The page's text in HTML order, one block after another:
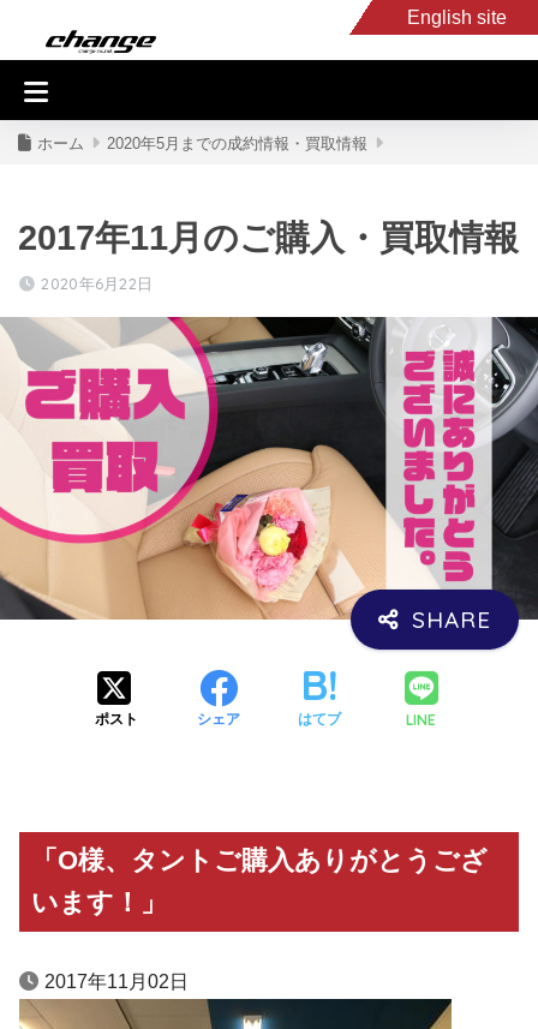
English site
入庫車情報
ホーム 2020年5月までの成約情報・買取情報
2017年11月のご購入・買取情報
2020年6月22日
ポスト シェア はてブ LINE
「O様、タントご購入ありがとうござ
います！」
2017年11月02日